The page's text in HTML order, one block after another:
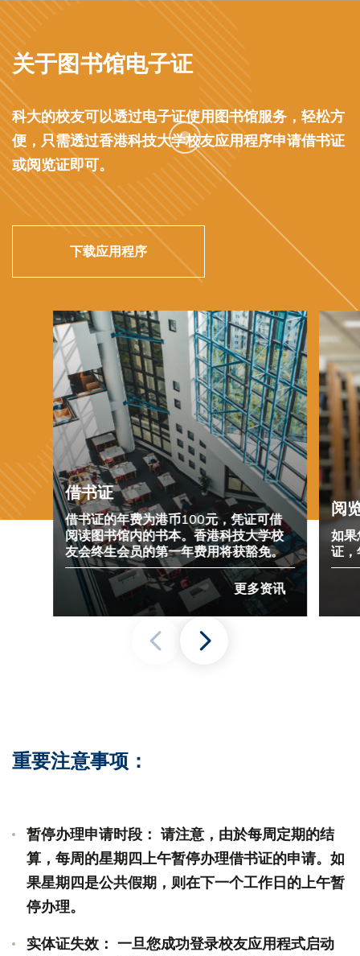
关于图书馆电子证
科大的校友可以透过电子证使用图书馆服务，轻松方
便，只需透过香港科技大学校友应用程序申请借书证
或阅览证即可。
下载应用程序
借书证
借书证的年费为港币100元，凭证可借
阅读图书馆内的书本。香港科技大学校
友会终生会员的第一年费用将获豁免。
更多资讯
阅
如果
证
重要注意事项：
暂停办理申请时段： 请注意，由於每周定期的结
算，每周的星期四上午暂停办理借书证的申请。如
果星期四是公共假期，则在下一个工作日的上午暂
停办理。
实体证失效： 一旦您成功登录校友应用程式启动